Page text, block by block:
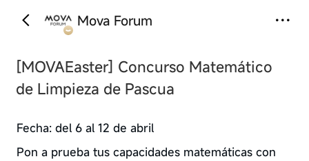
Mova Forum
[MOVAEaster] Concurso Matemático
de Limpieza de Pascua
Fecha: del 6 al 12 de abril
Pon a prueba tus capacidades matemáticas con